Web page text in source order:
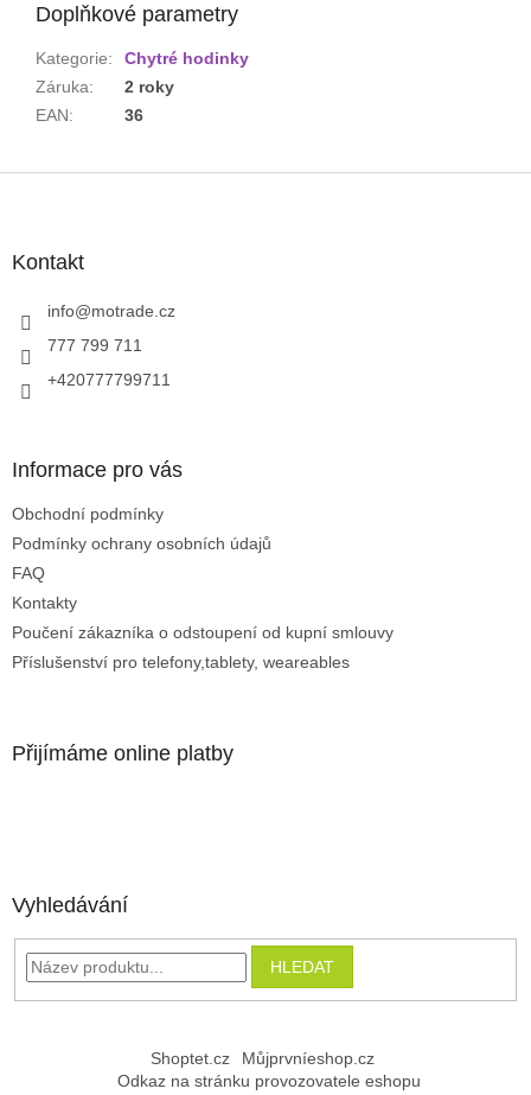
Doplňkové parametry
Kategorie:
Chytré hodinky
Záruka:
2 roky
EAN: 36
Kontakt
info@motrade.cz
777 799 711
+420777799711
Informace pro vás
Obchodní podmínky
Podmínky ochrany osobních údajů
FAQ
Kontakty
Poučení zákazníka o odstoupení od kupní smlouvy
Příslušenství pro telefony,tablety, weareables
Přijímáme online platby
Vyhledávání
HLEDAT
Shoptet.cz
Můjprvníeshop.cz
Odkaz na stránku provozovatele eshopu